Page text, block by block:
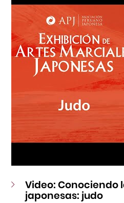
Teatro Peruano
Video: Conociendo
japonesas: judo